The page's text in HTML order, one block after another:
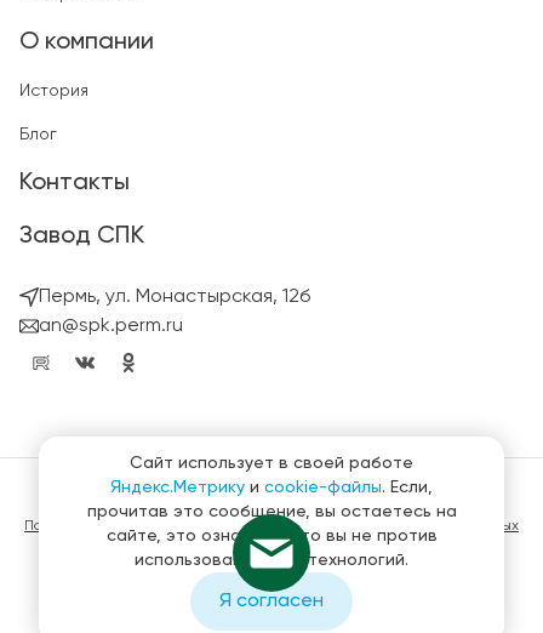
О компании
История
Блог
Контакты
Завод СПК
Пермь, ул. Монастырская, 12б
an@spk.perm.ru
© ГК СтройПанельКомплект 2023 – 2026
Политика конфиденциальности в отношении обработки персональных
данных
Материалы, представленные на сайте не являются публичной
офертой
Создание и продвижение сайтов
Сайт использует в своей работе
Яндекс.Метрику и cookie-файлы. Если,
прочитав это сообщение, вы остаетесь на
сайте, это означает, что вы не против
использования этих технологий.
Я согласен